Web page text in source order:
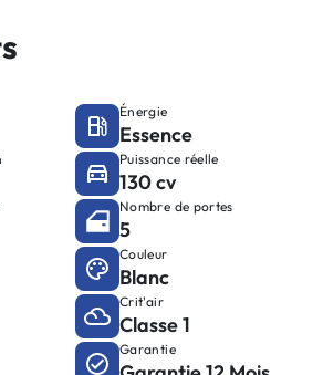
Énergie
Essence
Puissance réelle
130 cv
Nombre de portes
5
Couleur
Blanc
Crit'air
Classe 1
Garantie